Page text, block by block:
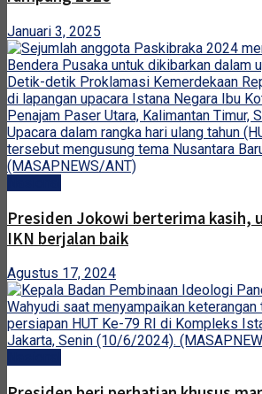
Januari 3, 2025
Presiden Jokowi berterima kasih,
IKN berjalan baik
Agustus 17, 2024